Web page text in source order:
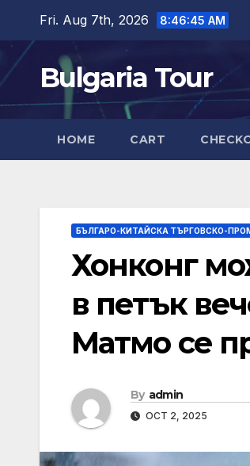
content
Fri. Aug 7th, 2026 8:46:47 AM
Bulgaria Tour
HOME CART
БЪЛГАРО-КИТАЙСКА ТЪРГОВСКО-
Хонконг
в петък
Матмо се
By admin
OCT 2, 2025